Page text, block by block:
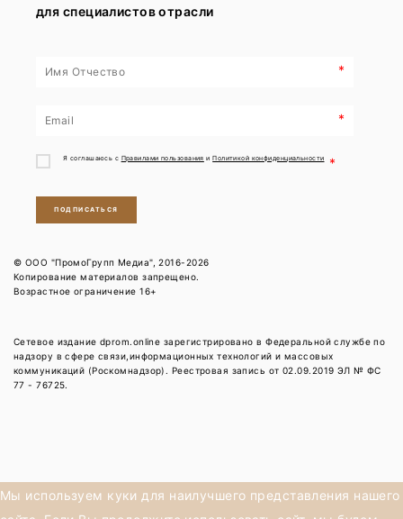
для специалистов отрасли
*
*
Я соглашаюсь с Правилами пользования иПолитикой конфиденциальности *
ПОДПИСАТЬСЯ
© ООО "ПромоГрупп Медиа", 2016-2026
Копирование материалов запрещено.
Возрастное ограничение 16+
Сетевое издание dprom.online зарегистрировано в Федеральной службе по
надзору в сфере связи,информационных технологий и массовых
коммуникаций (Роскомнадзор). Реестровая запись от 02.09.2019 ЭЛ № ФС
77 - 76725.
Мы используем куки для наилучшего представления нашего